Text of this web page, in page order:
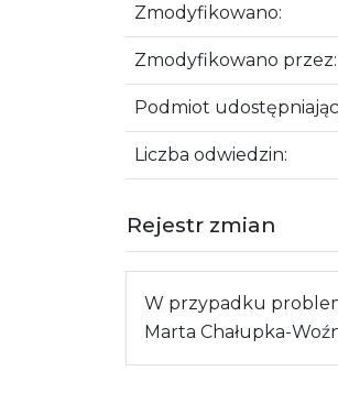
Zmodyfikowano:
Zmodyfikowano przez:
Podmiot
Liczba odwiedzin:
Rejestr zmian
W przypadku
Marta Chałupka-